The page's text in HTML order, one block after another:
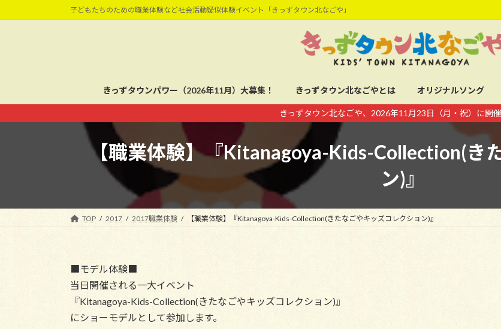
ン
キ
ッ
ビ
に
移
子どもたちのための職業体験など社会活動疑似体験イベント「きっずタウン北なごや」
きっずタウンパワー（2026年11月）大募集！ きっずタウン北なごやとは オリジナルソング
きっずタウン北なごや、2026年11月23日（月・祝）に開催
【職業体験】『Kitanagoya-Kids-Collection(き
ン)』
TOP 2017 2017職業体験 【職業体験】『Kitanagoya-Kids-Collection(きたなごやキッズコレクション)』
■モデル体験■
当日開催される一大イベント
『Kitanagoya-Kids-Collection(きたなごやキッズコレクション)』
にショーモデルとして参加します。